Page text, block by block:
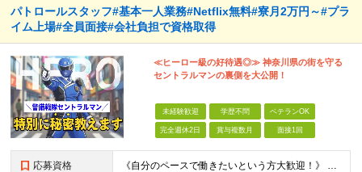
パトロールスタッフ#基本一人業務#Netflix無料#寮月2万円～#プラ
イム上場#全員面接#会社負担で資格取得
≪ヒーロー級の好待遇◎≫ 神奈川県の街を守る
セントラルマンの裏側を大公開！
未経験歓迎 学歴不問 ベテランOK
完全週休2日 賞与複数月 面接1回
応募資格 《自分のペースで働きたいという方大歓迎！》 応募資格を満たす方全員面接実施中！ ◆未経験OK ◆18歳以上（警備業法第14条の規定のため） ◆学歴不問 ◆普通自動車免許（AT可） 【こんな方にピッ